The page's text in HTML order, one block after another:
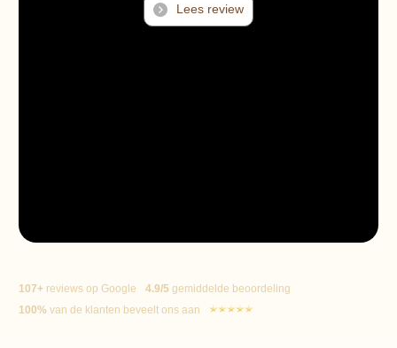
Lees review
107+ reviews op Google 4.9/5 gemiddelde beoordeling
100% van de klanten beveelt ons aan